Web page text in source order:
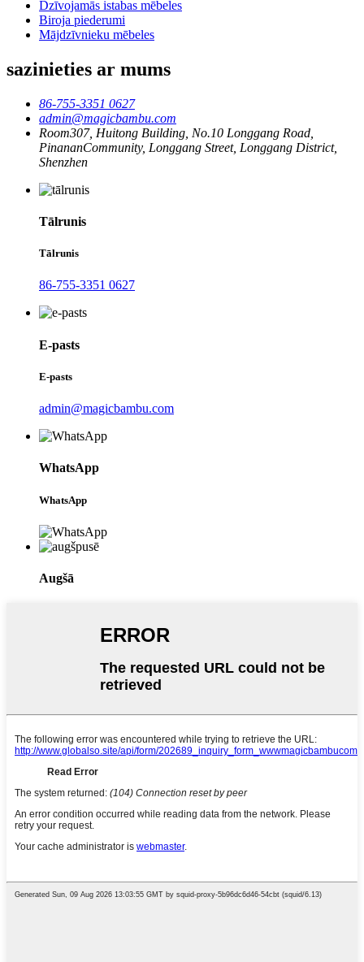
Dzīvojamās istabas mēbeles
Biroja piederumi
Mājdzīvnieku mēbeles
sazinieties ar mums
86-755-3351 0627
admin@magicbambu.com
Room307, Huitong Building, No.10 Longgang Road,
PinananCommunity, Longgang Street, Longgang District,
Shenzhen
Tālrunis
Tālrunis
86-755-3351 0627
E-pasts
E-pasts
admin@magicbambu.com
WhatsApp
WhatsApp
Augšā